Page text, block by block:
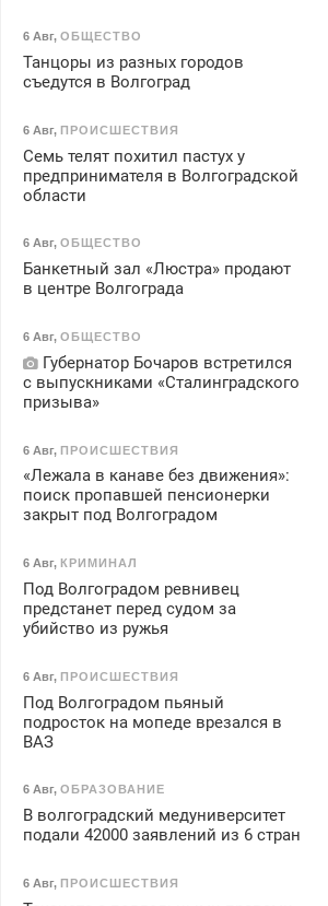
6 Авг, ОБЩЕСТВО
Танцоры из разных городов
съедутся в Волгоград
6 Авг, ПРОИСШЕСТВИЯ
Семь телят похитил пастух у
предпринимателя в Волгоградской
области
6 Авг, ОБЩЕСТВО
Банкетный зал «Люстра» продают
в центре Волгограда
6 Авг, ОБЩЕСТВО
Губернатор Бочаров встретился
с выпускниками «Сталинградского
призыва»
6 Авг, ПРОИСШЕСТВИЯ
«Лежала в канаве без движения»:
поиск пропавшей пенсионерки
закрыт под Волгоградом
6 Авг, КРИМИНАЛ
Под Волгоградом ревнивец
предстанет перед судом за
убийство из ружья
6 Авг, ПРОИСШЕСТВИЯ
Под Волгоградом пьяный
подросток на мопеде врезался в
ВАЗ
6 Авг, ОБРАЗОВАНИЕ
В волгоградский медуниверситет
подали 42000 заявлений из 6 стран
6 Авг, ПРОИСШЕСТВИЯ